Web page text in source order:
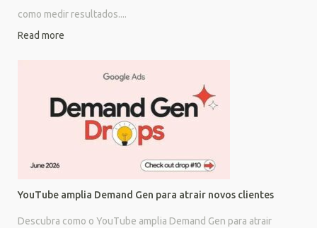
como medir resultados....
Read more
YouTube amplia Demand Gen para atrair novos clientes
Descubra como o YouTube amplia Demand Gen para atrair